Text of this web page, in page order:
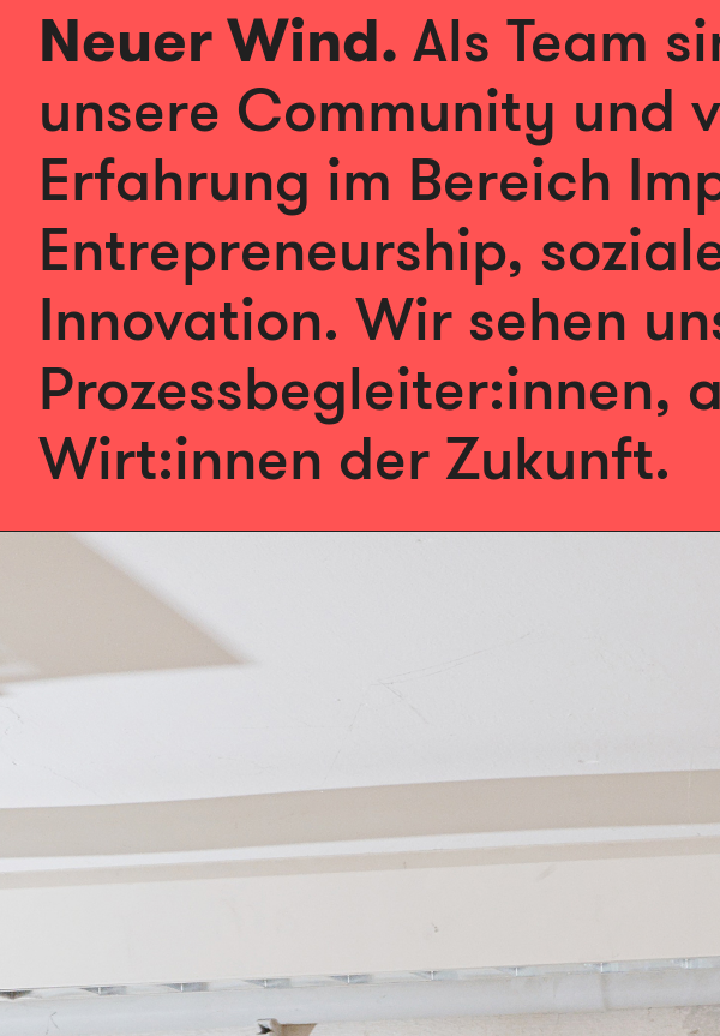
Neuer Wind. Als Team
unsere Community und
Erfahrung im Bereich
Entrepreneurship,
Innovation. Wir sehen
Prozessbegleiter:innen,
Wirt:innen der Zukunft.